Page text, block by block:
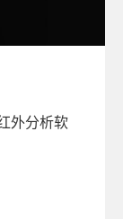
外分析软